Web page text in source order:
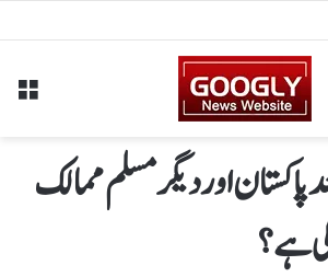
پاکستان اور دیگر مسلم ممالک
ہے ؟